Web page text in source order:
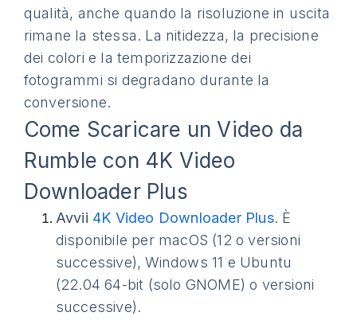
qualità, anche quando la risoluzione in uscita
rimane la stessa. La nitidezza, la precisione
dei colori e la temporizzazione dei
fotogrammi si degradano durante la
conversione.
Come Scaricare un Video da
Rumble con 4K Video
Downloader Plus
Avvii 4K Video Downloader Plus. È
disponibile per macOS (12 o versioni
successive), Windows 11 e Ubuntu
(22.04 64-bit (solo GNOME) o versioni
successive).